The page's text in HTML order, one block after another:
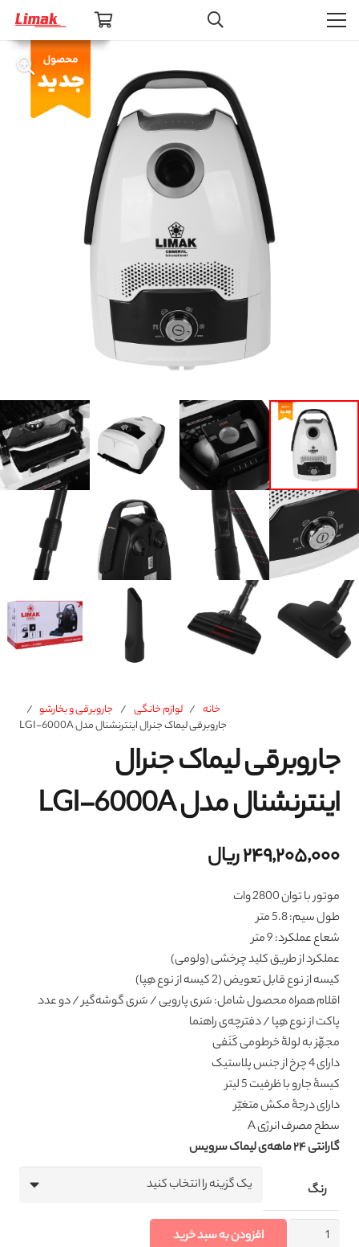
خانه / لوازم خانگی / جاروبرقی و بخارشو /
جاروبرقی لیماک جنرال اینترنشنال مدل LGI-6000A
جاروبرقی لیماک جنرال
اینترنشنال مدل LGI-6000A
۲۴۹,۲۰۵,۰۰۰ریال
موتور با توان 2800 وات
طول سیم: 5.8 متر
شعاع عملکرد: 9 متر
عملکرد از طریق کلید چرخشی (ولومی)
کیسه از نوع قابل تعویض (2 کیسه از نوع هِپا)
اقلام همراه محصول شامل: سَری پارویی / سَری گوشه‌گیر / دو عدد
پاکت از نوع هِپا / دفترچه‌ی راهنما
مجهّز به لولۀ خرطومی کَنَفی
دارای 4 چرخ از جنس پلاستیک
کیسۀ جارو با ظرفیت 5 لیتر
دارای درجۀ مکش متغیّر
سطح مصرف انرژی A
گارانتی ۲۴ ماهه‌ی لیماک سرویس
رنگ
جاروبرقی
افزودن به سبد خرید